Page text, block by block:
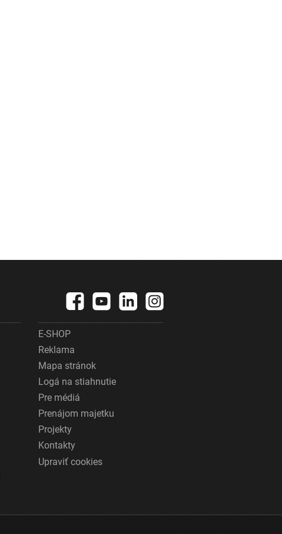
E-SHOP
Reklama
Mapa stránok
Logá na stiahnutie
Pre médiá
Prenájom majetku
Projekty
Kontakty
Upraviť cookies